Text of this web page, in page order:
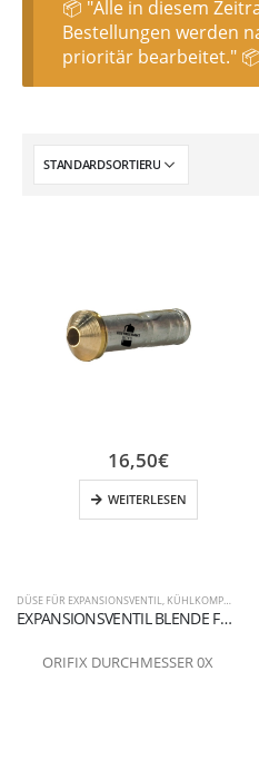
📦 "Alle in diesem
Bestellungen werden
prioritär bearbeitet." 📦
DÜSE FÜR EXPANSIONSVENTIL KÜHLKOMPONENTEN
EXPANSIONSVENTIL BLENDE FLANSCHANSCHLUSS 0X
ORIFIX DURCHMESSER 0X
16,50€
WEITERLESEN